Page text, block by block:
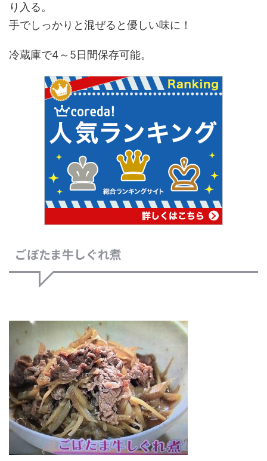
り入る。
手でしっかりと混ぜると優しい味に！
冷蔵庫で4～5日間保存可能。
ごぼたま牛しぐれ煮